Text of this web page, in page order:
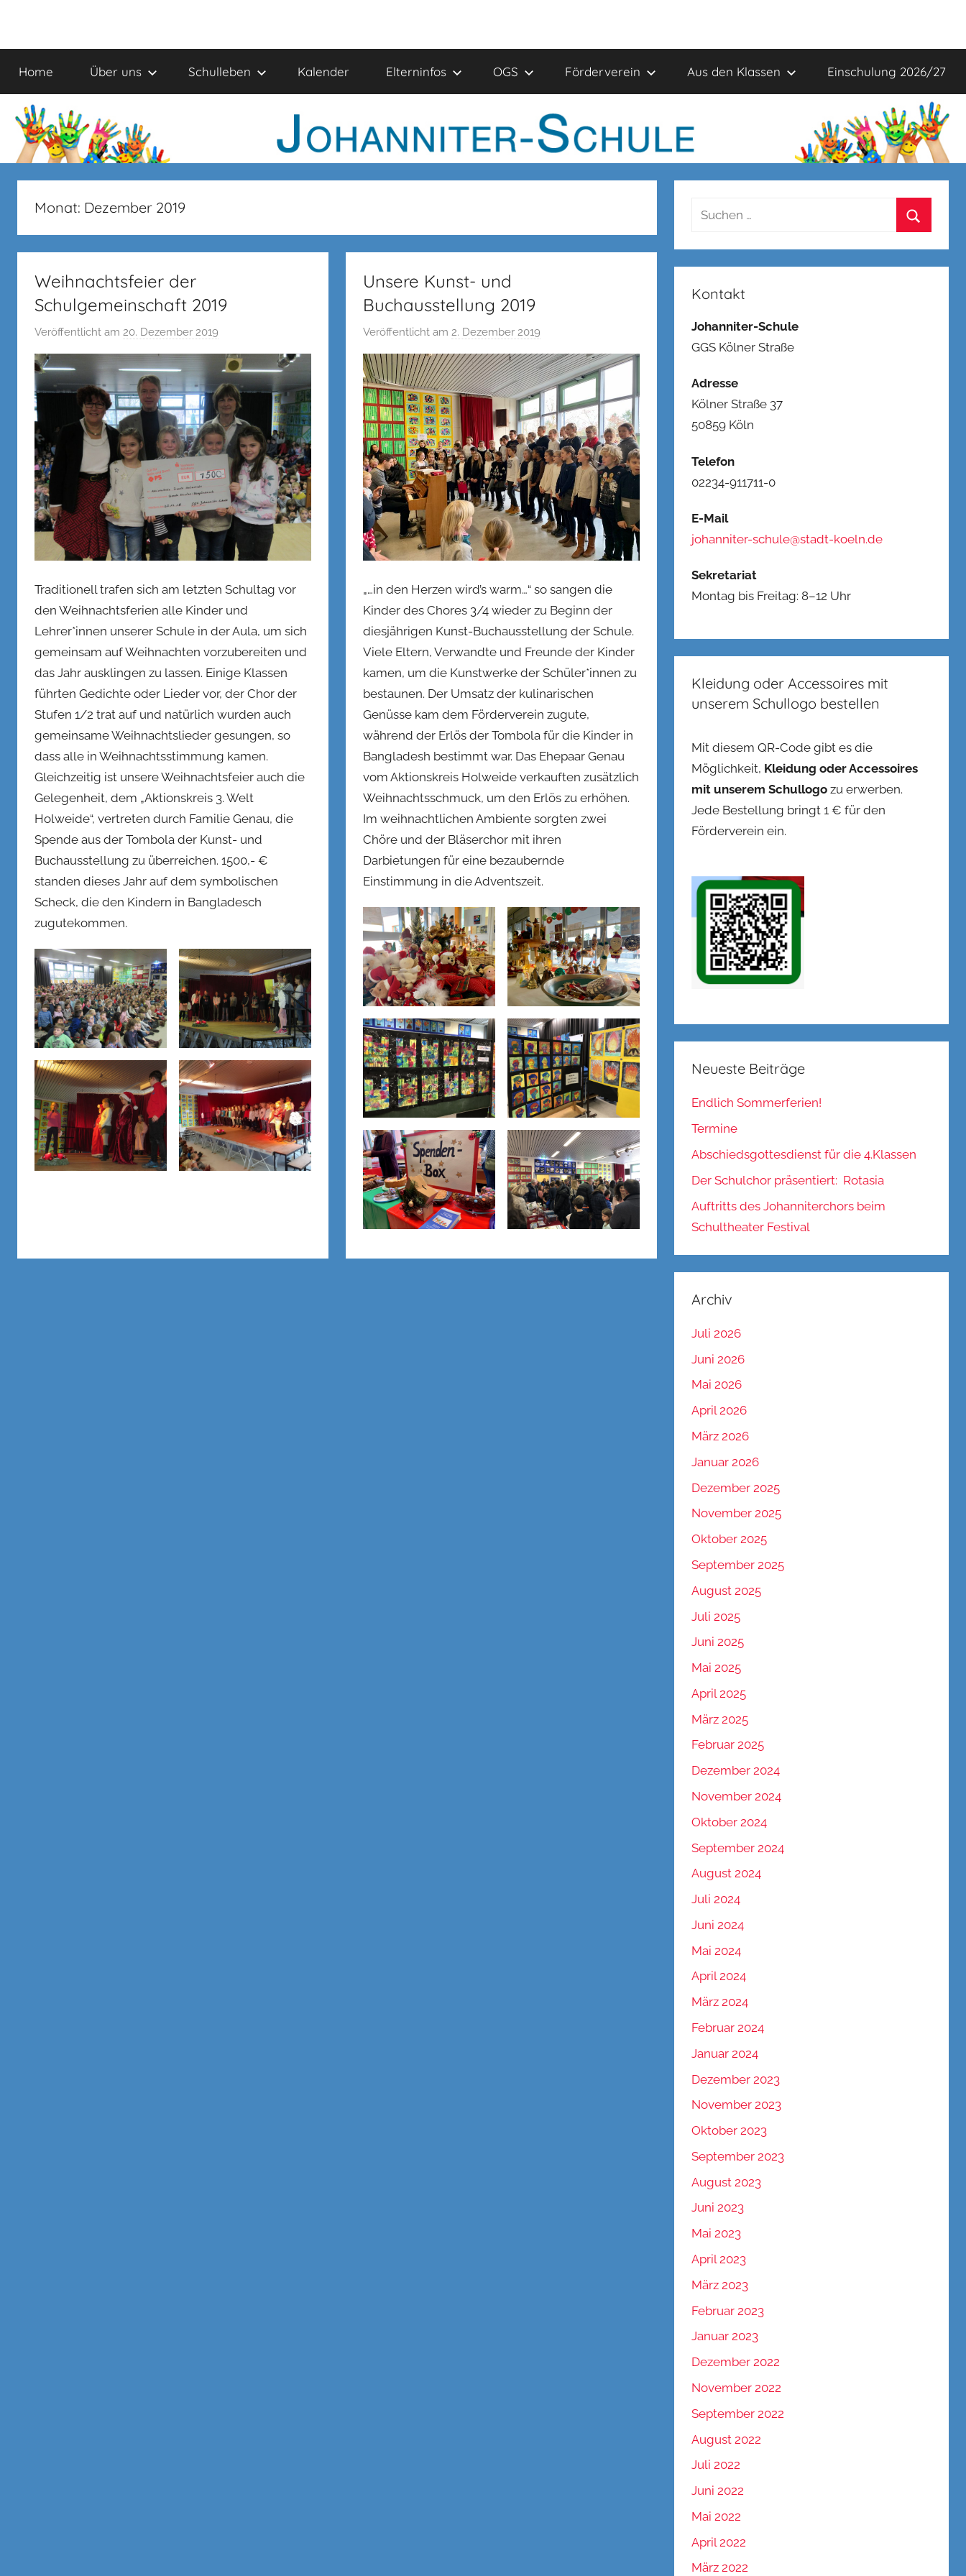
springen
Johanniter-
Schule
Home Über uns Schulleben Kalender Elterninfos OGS Förderverein Aus den Klassen Einschulung 2026/27
Monat: Dezember 2019
Weihnachtsfeier der
Schulgemeinschaft 2019
Veröffentlicht am 20. Dezember 2019
n
n
e
n
k
l
Traditionell trafen sich am letzten Schultag vor
den Weihnachtsferien alle Kinder und
Lehrer*innen unserer Schule in der Aula, um sich
gemeinsam auf Weihnachten vorzubereiten und
das Jahr ausklingen zu lassen. Einige Klassen
führten Gedichte oder Lieder vor, der Chor der
Stufen 1/2 trat auf und natürlich wurden auch
gemeinsame Weihnachtslieder gesungen, so
dass alle in Weihnachtsstimmung kamen.
Gleichzeitig ist unsere Weihnachtsfeier auch die
Gelegenheit, dem „Aktionskreis 3. Welt
Holweide“, vertreten durch Familie Genau, die
Spende aus der Tombola der Kunst- und
Buchausstellung zu überreichen. 1500,- €
standen dieses Jahr auf dem symbolischen
Scheck, die den Kindern in Bangladesch
zugutekommen.
Unsere Kunst- und
Buchausstellung 2019
Veröffentlicht am 2. Dezember 2019
n
c
t
r
o
h
e
„…in den Herzen wird’s warm…“ so sangen die
Kinder des Chores 3/4 wieder zu Beginn der
diesjährigen Kunst-Buchausstellung der Schule.
Viele Eltern, Verwandte und Freunde der Kinder
kamen, um die Kunstwerke der Schüler*innen zu
bestaunen. Der Umsatz der kulinarischen
Genüsse kam dem Förderverein zugute,
während der Erlös der Tombola für die Kinder in
Bangladesh bestimmt war. Das Ehepaar Genau
vom Aktionskreis Holweide verkauften zusätzlich
Weihnachtsschmuck, um den Erlös zu erhöhen.
Im weihnachtlichen Ambiente sorgten zwei
Chöre und der Bläserchor mit ihren
Darbietungen für eine bezaubernde
Einstimmung in die Adventszeit.
Suchen
Kontakt
Johanniter-Schule
GGS Kölner Straße
Adresse
Kölner Straße 37
50859 Köln
Telefon
02234-911711-0
E-Mail
johanniter-schule@stadt-koeln.de
Sekretariat
Montag bis Freitag: 8–12 Uhr
Kleidung oder Accessoires mit
unserem Schullogo bestellen
Mit diesem QR-Code gibt es die
Möglichkeit, Kleidung oder Accessoires
mit unserem Schullogozu erwerben.
Jede Bestellung bringt 1 € für den
Förderverein ein.
Neueste Beiträge
Endlich Sommerferien!
Termine
Abschiedsgottesdienst für die 4.Klassen
Der Schulchor präsentiert: Rotasia
Auftritts des Johanniterchors beim
Schultheater Festival
Archiv
Juli 2026
Juni 2026
Mai 2026
April 2026
März 2026
Januar 2026
Dezember 2025
November 2025
Oktober 2025
September 2025
August 2025
Juli 2025
Juni 2025
Mai 2025
April 2025
März 2025
Februar 2025
Dezember 2024
November 2024
Oktober 2024
September 2024
August 2024
Juli 2024
Juni 2024
Mai 2024
April 2024
März 2024
Februar 2024
Januar 2024
Dezember 2023
November 2023
Oktober 2023
September 2023
August 2023
Juni 2023
Mai 2023
April 2023
März 2023
Februar 2023
Januar 2023
Dezember 2022
November 2022
September 2022
August 2022
Juli 2022
Juni 2022
Mai 2022
April 2022
März 2022